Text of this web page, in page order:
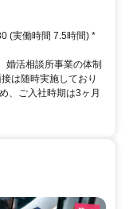
(実働時間 7.5時間) *
婚活相談所事業の体制
は随時実施しており
、ご入社時期は3ヶ月